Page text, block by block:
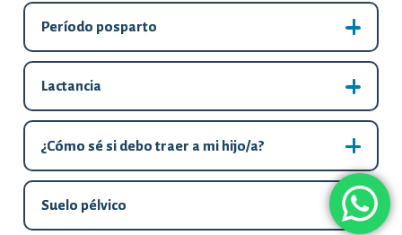
Período posparto
Lactancia
¿Cómo sé si debo traer a mi hijo/a?
Suelo pélvico